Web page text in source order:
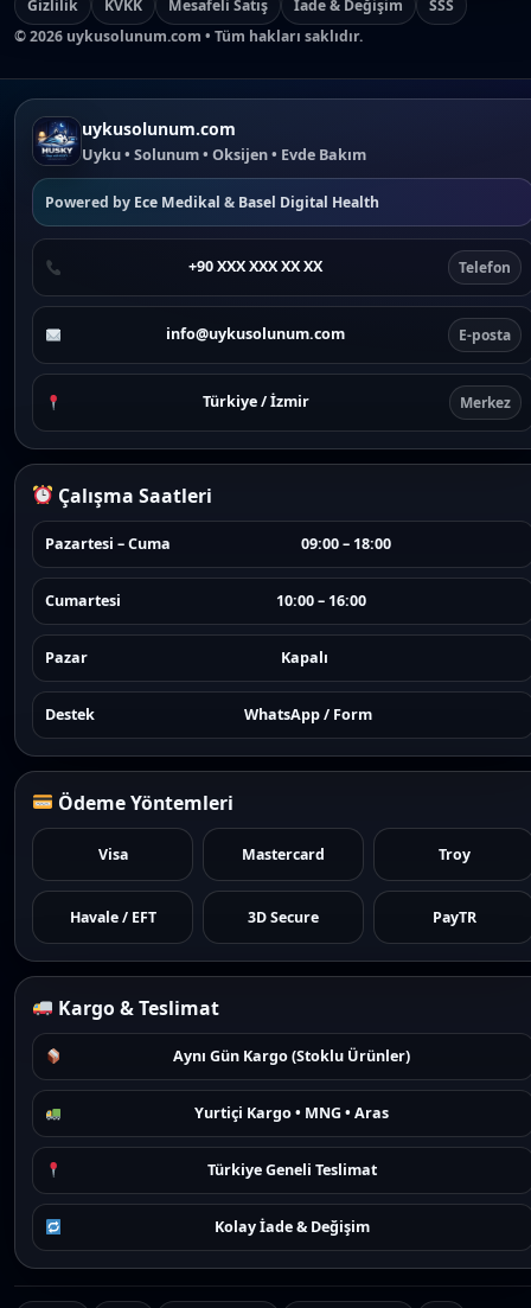
Gizlilik KVKK Mesafeli Satış İade & Değişim
SSS
©2026 uykusolunum.com • Tüm hakları saklıdır.
uykusolunum.com
Uyku • Solunum • Oksijen • Evde Bakım
Powered by Ece Medikal & Basel Digital Health
+90 XXX XXX XX XX Telefon
info@uykusolunum.com E-posta
Türkiye / İzmir Merkez
Çalışma Saatleri
Pazartesi – Cuma 09:00 – 18:00
Cumartesi 10:00 – 16:00
Pazar Kapalı
Destek WhatsApp / Form
Ödeme Yöntemleri
Visa Mastercard Troy
Havale / EFT 3D Secure PayTR
Kargo & Teslimat
Aynı Gün Kargo (Stoklu Ürünler)
Yurtiçi Kargo • MNG • Aras
Türkiye Geneli Teslimat
Kolay İade & Değişim